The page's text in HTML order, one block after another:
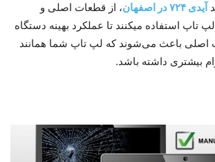
آیدی ۷۲۴ در اصفهان
، از قطعات اصلی و
تاپ استفاده میکنند تا عملکرد بهینه دستگاه
باعث می‌شوند که لپ‌ تاپ شما همانند
بیشتری داشته باشد.